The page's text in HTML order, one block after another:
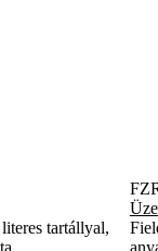
tartállyal,